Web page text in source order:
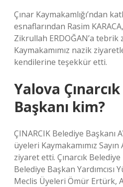
Çınar Kaymakamlığı’ndan
esnaflarından Rasim
Zikrullah ERDOĞAN’a
Kaymakamımız nazik
kendilerine teşekkür etti.
Yalova
Başkanı kim?
ÇINARCIK Belediye Başkanı
üyeleri Kaymakamımız Sayın
ziyaret etti. Çınarcık
Belediye Başkan Yardımcısı
Meclis Üyeleri Ömür Ertürk,